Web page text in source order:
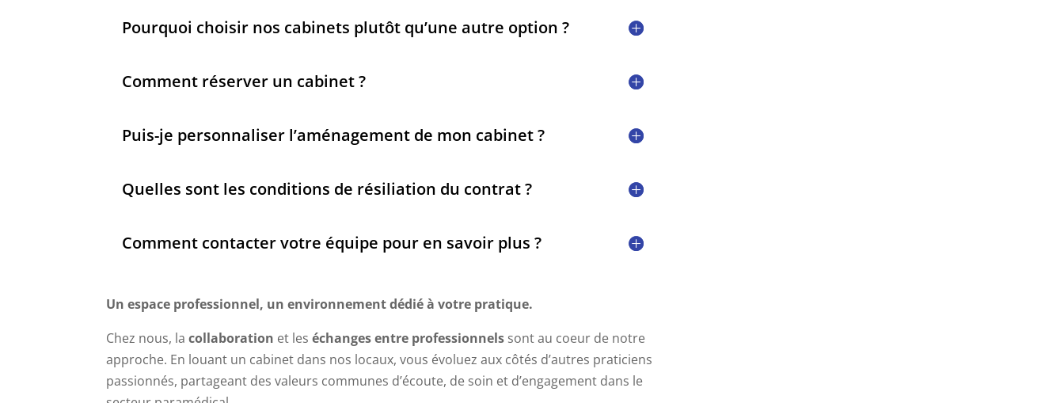
Pourquoi choisir nos cabinets plutôt qu’une autre option ?
Comment réserver un cabinet ?
Puis-je personnaliser l’aménagement de mon cabinet ?
Quelles sont les conditions de résiliation du contrat ?
Comment contacter votre équipe pour en savoir plus ?
Un espace professionnel, un environnement dédié à votre pratique.
Chez nous, lacollaboration et leséchanges entre professionnels sont au coeur de notre
approche. En louant un cabinet dans nos locaux, vous évoluez aux côtés d’autres praticiens
passionnés, partageant des valeurs communes d’écoute, de soin et d’engagement dans le